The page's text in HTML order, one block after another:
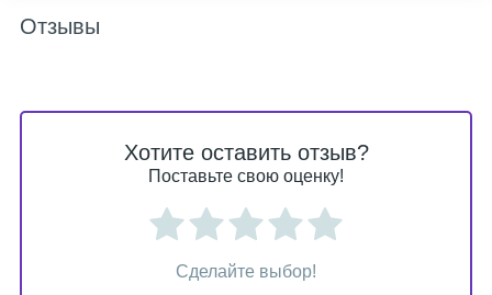
Отзывы
Хотите оставить отзыв?
Поставьте свою оценку!
Сделайте выбор!